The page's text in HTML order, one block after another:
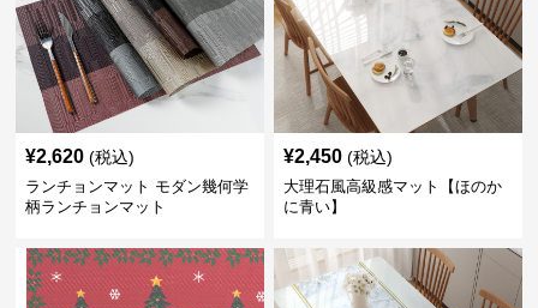
¥2,620 (税込)
ランチョンマット モダン幾何学
柄ランチョンマット
¥2,450 (税込)
大理石風高級感マット【ほのか
に青い】